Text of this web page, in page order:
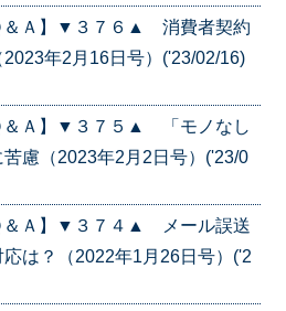
＆Ａ】▼３７６▲ 消費者契約
年2月16日号）('23/02/16)
＆Ａ】▼３７５▲ 「モノなし
慮（2023年2月2日号）('23/0
＆Ａ】▼３７４▲ メール誤送
は？（2022年1月26日号）('2